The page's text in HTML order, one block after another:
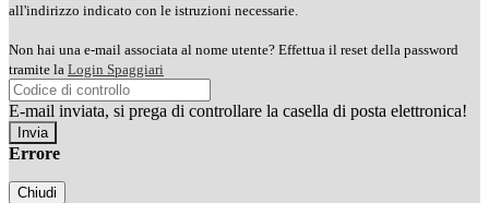
all'indirizzo indicato con le istruzioni necessarie.
Non hai una e-mail associata al nome utente? Effettua il reset della password
tramite la Login Spaggiari
E-mail inviata, si prega di controllare la casella di posta elettronica!
Errore
Chiudi